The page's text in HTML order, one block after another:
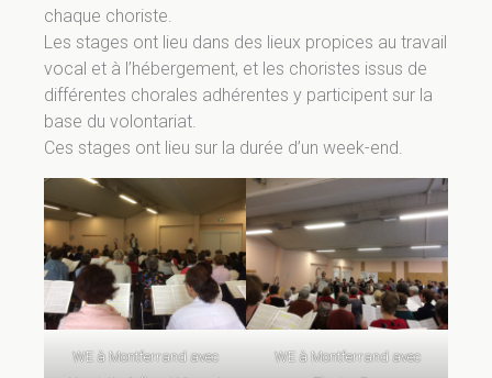
chaque choriste.
Les stages ont lieu dans des lieux propices au travail
vocal et à l’hébergement, et les choristes issus de
différentes chorales adhérentes y participent sur la
base du volontariat.
Ces stages ont lieu sur la durée d’un week-end.
WE à Montferrand avec
WE à Montferrand avec